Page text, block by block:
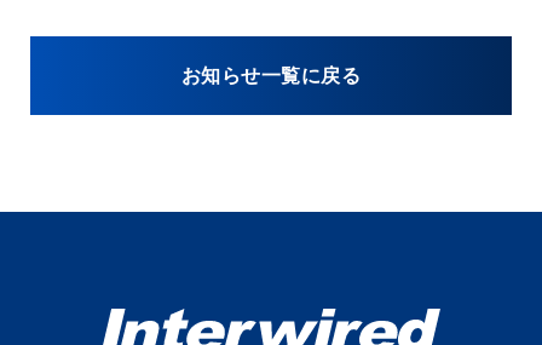
お知らせ一覧に戻る